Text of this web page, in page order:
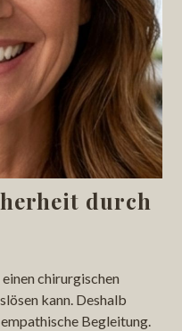
durch
chirurgischen
kann. Deshalb
Begleitung.